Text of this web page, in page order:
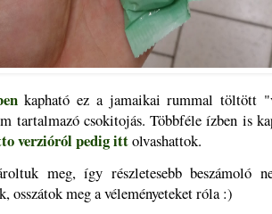
kapható ez a jamaikai rummal töltött
tartalmazó csokitojás. Többféle ízben is
verzióról pedig ittolvashattok.
meg, így részletesebb beszámoló
osszátok meg a véleményeteket róla :)